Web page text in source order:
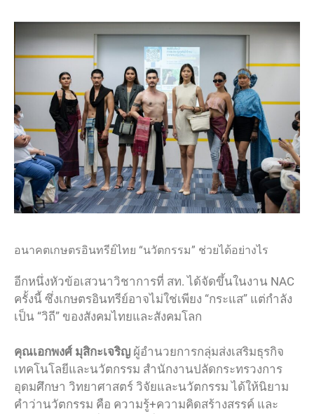
อนาคตเกษตรอินทรีย์ไทย “นวัตกรรม” ช่วยได้อย่างไร
อีกหนึ่งหัวข้อเสวนาวิชาการที่ สท. ได้จัดขึ้นในงาน NAC
ครั้งนี้ ซึ่งเกษตรอินทรีย์อาจไม่ใช่เพียง “กระแส” แต่กำลัง
เป็น “วิถี” ของสังคมไทยและสังคมโลก
คุณเอกพงศ์ มุสิกะเจริญ ผู้อำนวยการกลุ่มส่งเสริมธุรกิจ
เทคโนโลยีและนวัตกรรม สำนักงานปลัดกระทรวงการ
อุดมศึกษา วิทยาศาสตร์ วิจัยและนวัตกรรม ได้ให้นิยาม
คำว่านวัตกรรม คือ ความรู้+ความคิดสร้างสรรค์ และ